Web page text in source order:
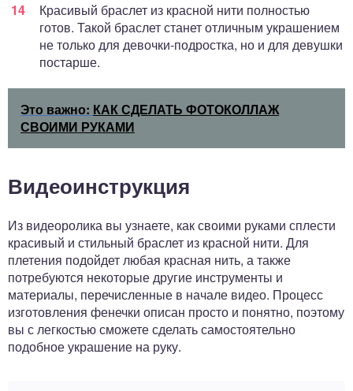
Красивый браслет из красной нити полностью
готов. Такой браслет станет отличным украшением
не только для девочки-подростка, но и для девушки
постарше.
Это важно: КАК СДЕЛАТЬ ФОТОКОЛЛАЖ
СВОИМИ РУКАМИ
Видеоинструкция
Из видеоролика вы узнаете, как своими руками сплести
красивый и стильный браслет из красной нити. Для
плетения подойдет любая красная нить, а также
потребуются некоторые другие инструменты и
материалы, перечисленные в начале видео. Процесс
изготовления фенечки описан просто и понятно, поэтому
вы с легкостью сможете сделать самостоятельно
подобное украшение на руку.